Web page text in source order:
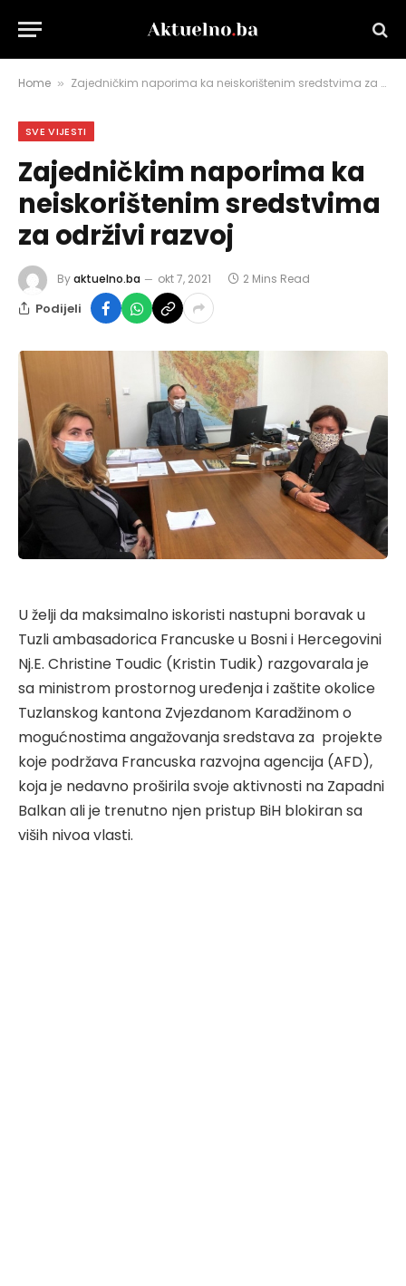
Home » Zajedničkim naporima ka neiskorištenim sredstvima za održivi razvoj
SVE VIJESTI
Zajedničkim naporima ka
neiskorištenim sredstvima
za održivi razvoj
Byaktuelno.ba okt 7, 2021 2 Mins Read
Podijeli
U želji da maksimalno iskoristi nastupni boravak u
Tuzli ambasadorica Francuske u Bosni i Hercegovini
Nj.E. Christine Toudic (Kristin Tudik) razgovarala je
sa ministrom prostornog uređenja i zaštite okolice
Tuzlanskog kantona Zvjezdanom Karadžinom o
mogućnostima angažovanja sredstava za projekte
koje podržava Francuska razvojna agencija (AFD),
koja je nedavno proširila svoje aktivnosti na Zapadni
Balkan ali je trenutno njen pristup BiH blokiran sa
viših nivoa vlasti.